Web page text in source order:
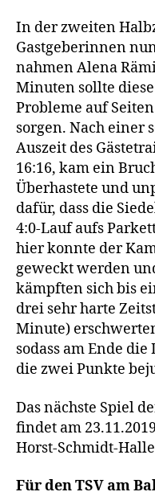
In der zweiten
Gastgeberinnen
nahmen Alena
Minuten sollte
Probleme auf
sorgen. Nach einer
Auszeit des
16:16, kam ein
Überhastete und
dafür, dass die
4:0-Lauf aufs
hier konnte der
geweckt werden
kämpften sich bis
drei sehr harte
Minute)
sodass am Ende
die zwei Punkte
Das nächste Spiel
findet am
Horst-Schmidt-
Für den TSV am